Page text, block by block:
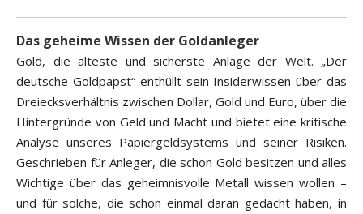
Das geheime Wissen der Goldanleger
Gold, die älteste und sicherste Anlage der Welt. „Der
deutsche Goldpapst“ enthüllt sein Insiderwissen über das
Dreiecksverhältnis zwischen Dollar, Gold und Euro, über die
Hintergründe von Geld und Macht und bietet eine kritische
Analyse unseres Papiergeldsystems und seiner Risiken.
Geschrieben für Anleger, die schon Gold besitzen und alles
Wichtige über das geheimnisvolle Metall wissen wollen –
und für solche, die schon einmal daran gedacht haben, in